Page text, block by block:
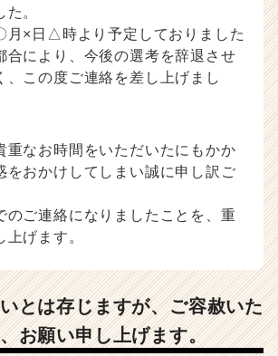
。
月×日△時より予定しておりました
合により、今後の選考を辞退させ
、この度ご連絡を差し上げまし
重なお時間をいただいたにもかか
をおかけしてしまい誠に申し訳ご
のご連絡になりましたことを、重
げます。
とは存じますが、ご容赦いた
お願い申し上げます。